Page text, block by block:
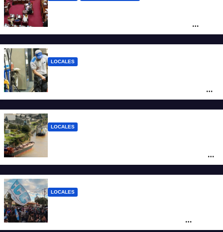
Santa Fe
LOCALES
ciudad de Santa Fe: la nafta súper superó
los $2.100 y llenar el tanque cuesta más
LOCALES
posicionar los puertos del sur de Santa Fe
como salida para las exportaciones
LOCALES